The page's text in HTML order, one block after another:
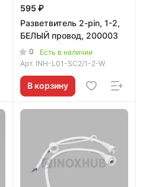
595 ₽
Разветвитель 2-pin, 1-2,
БЕЛЫЙ провод, 200003
0
Есть в наличии
Арт. INH-L01-SC2/1-2-W
В корзину